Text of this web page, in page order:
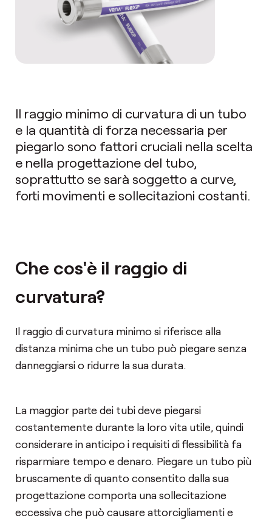
Il raggio minimo di curvatura di un tubo
e la quantità di forza necessaria per
piegarlo sono fattori cruciali nella scelta
e nella progettazione del tubo,
soprattutto se sarà soggetto a curve,
forti movimenti e sollecitazioni costanti.
Che cos'è il raggio di
curvatura?
Il raggio di curvatura minimo si riferisce alla
distanza minima che un tubo può piegare senza
danneggiarsi o ridurre la sua durata.
La maggior parte dei tubi deve piegarsi
costantemente durante la loro vita utile, quindi
considerare in anticipo i requisiti di flessibilità fa
risparmiare tempo e denaro. Piegare un tubo più
bruscamente di quanto consentito dalla sua
progettazione comporta una sollecitazione
eccessiva che può causare attorcigliamenti e